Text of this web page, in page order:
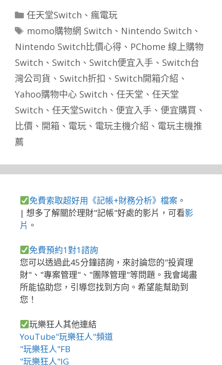
分
類
任天堂Switch 、 瘋電玩
標
籤
momo購物網 Switch 、 Nintendo Switch 、
Nintendo Switch比價心得 、 PChome 線上購物
Switch 、 Switch 、 Switch便宜入手 、 Switch台
灣公司貨 、 Switch折扣 、 Switch開箱介紹 、
Yahoo購物中心 Switch 、 任天堂 、 任天堂
Switch 、 任天堂Switch 、 便宜入手 、 便宜購買 、
比價 、 開箱 、 電玩 、 電玩主機介紹 、 電玩主機推
薦
免費索取超好用《記帳+財務分析》檔案 。
| 想多了解關於理財"記帳"好處的影片，可看影
片 。
免費預約1對1諮詢
您可以透過此45分鐘諮詢，來討論您的"投資理
財"、"專案管理"、"團隊管理"等問題。我會竭盡
所能協助您，引導您找到方向。希望能幫助到
您！
玩樂狂人其他連結
YouTube"玩樂狂人"頻道
"玩樂狂人"FB
"玩樂狂人"IG